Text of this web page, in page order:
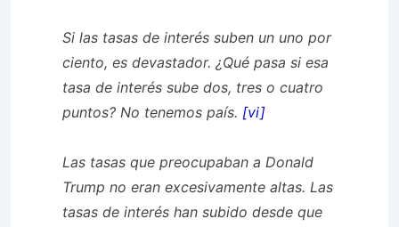
Si las tasas de interés suben un uno por
ciento, es devastador. ¿Qué pasa si esa
tasa de interés sube dos, tres o cuatro
puntos? No tenemos país. [vi]
Las tasas que preocupaban a Donald
Trump no eran excesivamente altas. Las
tasas de interés han subido desde que